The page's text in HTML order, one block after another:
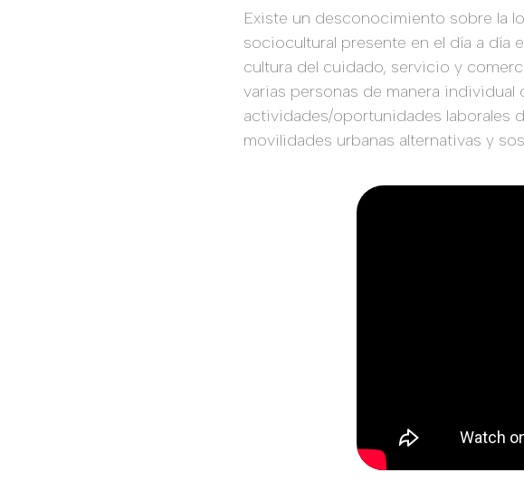
Existe un desconocimiento sobre la
sociocultural presente en el día a día
cultura del cuidado, servicio y
varias personas de manera
actividades/oportunidades laborales
movilidades urbanas alternativas y